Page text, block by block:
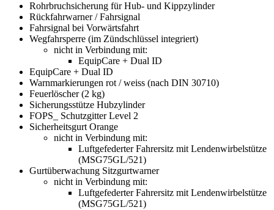
Rohrbruchsicherung für Hub- und Kippzylinder
Rückfahrwarner / Fahrsignal
Fahrsignal bei Vorwärtsfahrt
Wegfahrsperre (im Zündschlüssel integriert)
nicht in Verbindung mit:
EquipCare + Dual ID
EquipCare + Dual ID
Warnmarkierungen rot / weiss (nach DIN 30710)
Feuerlöscher (2 kg)
Sicherungsstütze Hubzylinder
FOPS_ Schutzgitter Level 2
Sicherheitsgurt Orange
nicht in Verbindung mit:
Luftgefederter Fahrersitz mit Lendenwirbelstütze
(MSG75GL/521)
Gurtüberwachung Sitzgurtwarner
nicht in Verbindung mit:
Luftgefederter Fahrersitz mit Lendenwirbelstütze
(MSG75GL/521)